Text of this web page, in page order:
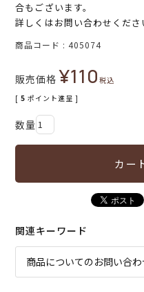
合もございます。
詳しくはお問い合わせくださ
商品コード 405074
販売価格 ¥110税込
[ 5 ポイント進呈 ]
カー
関連キーワード
商品についてのお問い合わ